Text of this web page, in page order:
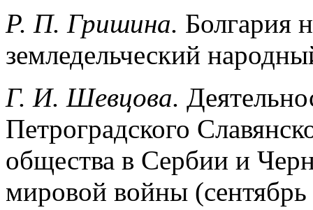
Р. П. Гришина. Болгария
земледельческий
Г. И. Шевцова.
Петроградского
общества в Сербии и
мировой войны